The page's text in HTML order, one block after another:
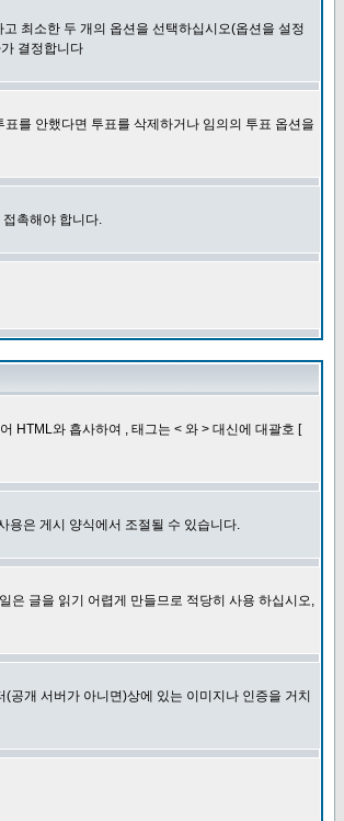
최소한 두 개의 옵션을 선택하십시오(옵션을 설정
결정합니다
를 안했다면 투표를 삭제하거나 임의의 투표 옵션을
촉해야 합니다.
HTML와 흡사하여 , 태그는 < 와 > 대신에 대괄호 [
용은 게시 양식에서 조절될 수 있습니다.
은 글을 읽기 어렵게 만들므로 적당히 사용 하십시오,
개 서버가 아니면)상에 있는 이미지나 인증을 거치